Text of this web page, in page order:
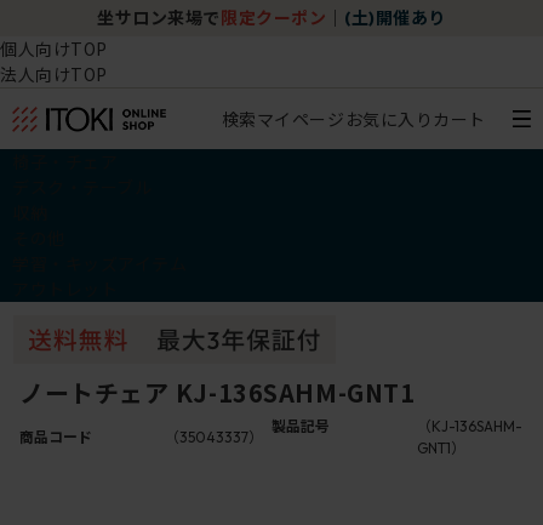
坐サロン来場で 限定クーポン (土)開催あり
個人向けTOP
法人向けTOP
検索マイページ お気に入り カート
ノートチェア KJ-136SAHM-GNT1
商品コード （35043337）
製品記号
（KJ-136SAHM-
GNT1）